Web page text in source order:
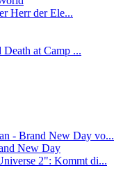
Herr der Ele...
Death at Camp ...
- Brand New Day vo...
New Day
2": Kommt di...